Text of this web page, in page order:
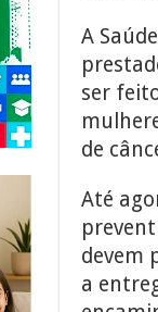
A
ser
de
Até
devem
a